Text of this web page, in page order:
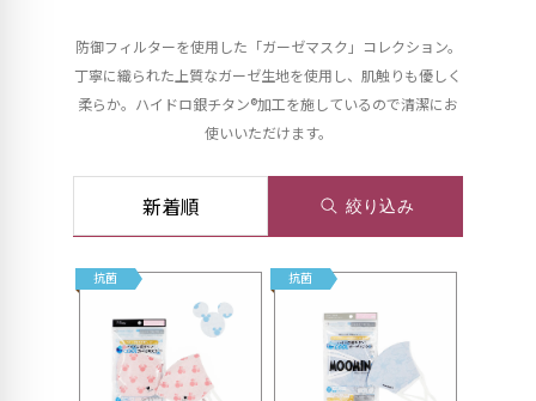
防御フィルターを使用した「ガーゼマスク」コレクション。
丁寧に織られた上質なガーゼ生地を使用し、肌触りも優しく
柔らか。ハイドロ銀チタン®︎加工を施しているので清潔にお
使いいただけます。
新着順 絞り込み
抗菌 抗菌